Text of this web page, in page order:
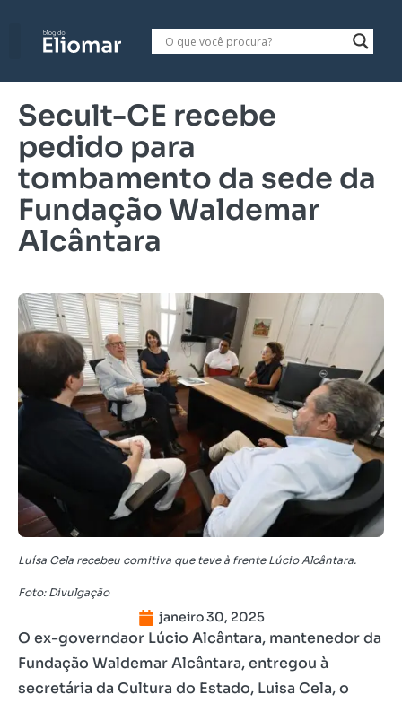
Secult-CE recebe
pedido para
tombamento da sede da
Fundação Waldemar
Alcântara
Luísa Cela recebeu comitiva que teve à frente Lúcio Alcântara.
Foto: Divulgação
janeiro 30, 2025
O ex-governdaor Lúcio Alcântara, mantenedor da
Fundação Waldemar Alcântara, entregou à
secretária da Cultura do Estado, Luisa Cela, o